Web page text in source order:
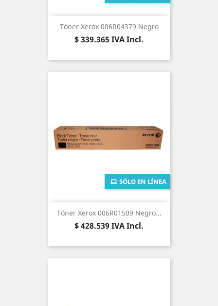
Tóner Xerox 006R04379 Negro
Precio
$ 339.365IVA Incl.
Tóner Xerox 006R01509 Negro...
Precio
$ 428.539IVA Incl.
SÓLO EN LÍNEA